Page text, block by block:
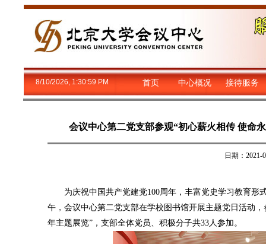
8/10/2026, 1:31:00 PM 首页 中心概况 接待服务
会议中心第二党支部参观“初心薪火相传 使命
日期：
为庆祝中国共产党建党100周年，丰富党史学习教育形
午，会议中心第二党支部在学校图书馆开展主题党日活动
年主题展览”，支部全体党员、积极分子共33人参加。